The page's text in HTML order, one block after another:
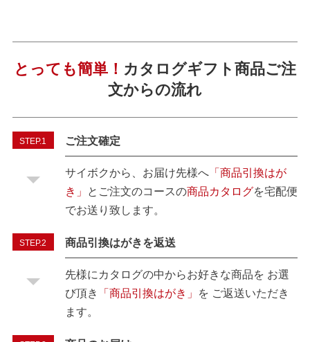
とっても簡単！ カタログギフト商品ご注
文からの流れ
STEP.1 ご注文確定
サイボクから、お届け先様へ「商品引換はが
き」
とご注文のコースの商品カタログを宅配便
でお送り致します。
STEP.2 商品引換はがきを返送
先様にカタログの中からお好きな商品を お選
び頂き
「商品引換はがき」
を ご返送いただき
ます。